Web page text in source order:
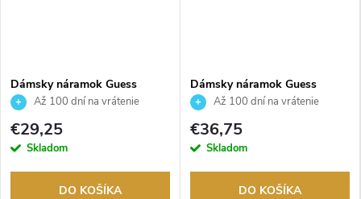
Dámsky náramok Guess
JUBB06288JWRHS
Až 100 dní na vrátenie
tovaru. Autorizovaný predajca.
€29,25
Skladom
DO KOŠÍKA
Dámsky náramok Guess
JUBB02137JWRHS
Až 100 dní na vrátenie
tovaru. Autorizovaný predajca.
€36,75
Skladom
DO KOŠÍKA